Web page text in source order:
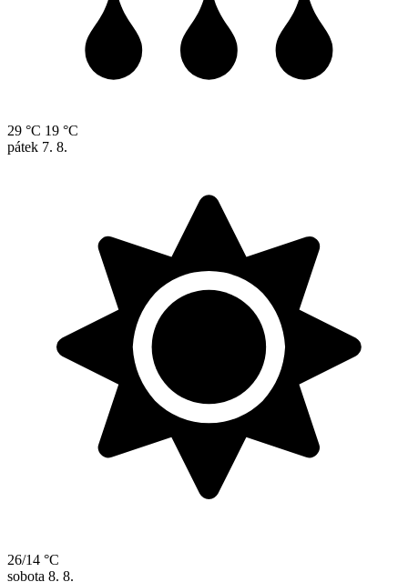
29 °C 19 °C
pátek 7. 8.
26/14 °C
sobota 8. 8.